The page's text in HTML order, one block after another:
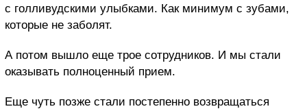
с голливудскими улыбками. Как минимум с зубами,
которые не заболят.
А потом вышло еще трое сотрудников. И мы стали
оказывать полноценный прием.
Еще чуть позже стали постепенно возвращаться